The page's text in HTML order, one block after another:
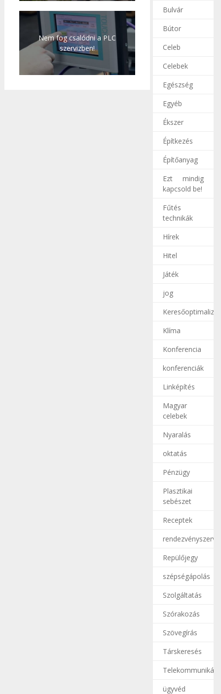
Nem fog csalódni a PLC
szervizben!
Bulvár
Bútor
Celeb
Celebek
Egészség
Egyéb
Ékszer
Építkezés
Építőanyag
Ezt mindig
kapcsold be!
Fűtés
technikák
Hírek
Hitel
Játék
jog
Klíma
Konferencia
konferenciák
Linképítés
Magyar
celebek
Nyaralás
oktatás
Pénzügy
Plasztikai
sebészet
Receptek
Repülőjegy
szépségápolás
Szolgáltatás
Szórakozás
Szövegírás
Társkeresés
ügyvéd